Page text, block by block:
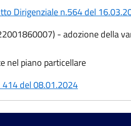
Dirigenziale n.564 del
- adozione della
nel piano particellare
414 del 08.01.2024